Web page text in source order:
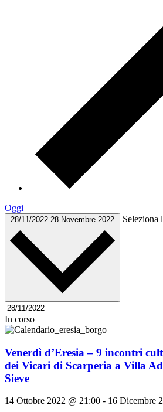
Oggi
28/11/2022 28 Novembre 2022 Seleziona
In corso
Venerdì d’Eresia – 9 incontri
dei Vicari di Scarperia a Villa
Sieve
14 Ottobre 2022 @ 21:00 - 16 Dicembre